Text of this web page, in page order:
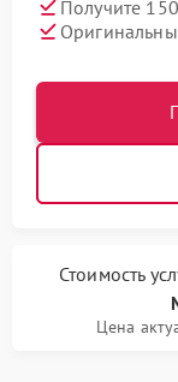
Получите
Стоимость
Цена